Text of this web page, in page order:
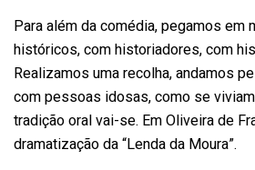
Para além da comédia, pegamos em
históricos, com historiadores, com
Realizamos uma recolha, andamos
com pessoas idosas, como se
tradição oral vai-se. Em Oliveira de
dramatização da “Lenda da Moura”.